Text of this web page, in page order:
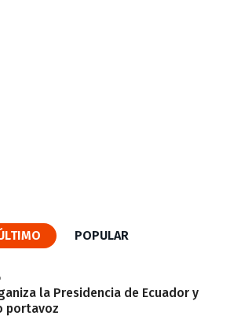
POPULAR
la Presidencia de Ecuador y
portavoz